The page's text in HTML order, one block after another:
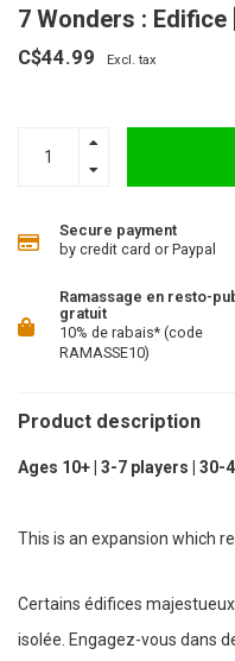
7 Wonders : Edifice
C$44.99 Excl. tax
Secure payment
by credit card or Paypal
Ramassage en resto-
gratuit
10% de rabais* (code
RAMASSE10)
Product description
Ages 10+ | 3-7 players | 30-
This is an expansion which
Certains édifices
isolée. Engagez-vous dans